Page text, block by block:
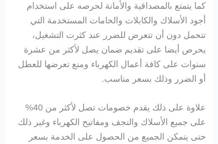
كما يتمتع بالمصداقية والأمانة لحرصه على استخدام
أجود الأسلاك والكابلات والخامات المستخدمة التي
تتحمل دون أن تتعرض للضرر عند كثرت التشغيل،
يحرص أيضا على تقديم ضمان يصل لأكثر من عشرة
سنوات على كافة أعمال الكهرباء ومنع تعرضها للعطل
أو الضرر وذلك بسعر مناسب.
علاوة على ذلك يقدم خصومات تصل لأكثر من 40%
على جميع الأسلاك والنجف ومفاتيح الكهرباء وغير ذلك
حتى يتمكن الجميع من الحصول على الخدمة بسعر